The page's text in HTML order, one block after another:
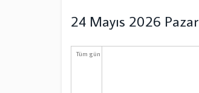
24 Mayıs 2026 Pazar
Tüm gün